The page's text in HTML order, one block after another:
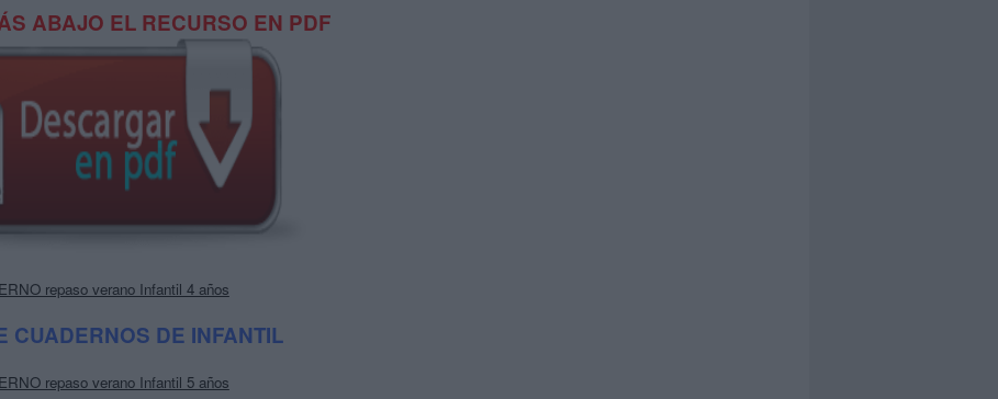
ABAJO EL RECURSO EN PDF
repaso verano Infantil 4 años
CUADERNOS DE INFANTIL
repaso verano Infantil 5 años